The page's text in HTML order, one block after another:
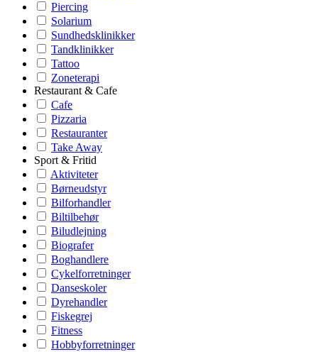
Piercing
Solarium
Sundhedsklinikker
Tandklinikker
Tattoo
Zoneterapi
Restaurant & Cafe
Cafe
Pizzaria
Restauranter
Take Away
Sport & Fritid
Aktiviteter
Børneudstyr
Bilforhandler
Biltilbehør
Biludlejning
Biografer
Boghandlere
Cykelforretninger
Danseskoler
Dyrehandler
Fiskegrej
Fitness
Hobbyforretninger